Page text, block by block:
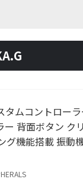
タムコントロー
ー 背面ボタン ク
グ機能搭載 振動